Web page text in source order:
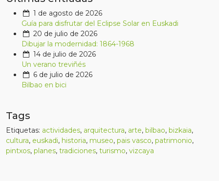
1 de agosto de 2026
Guía para disfrutar del Eclipse Solar en Euskadi
20 de julio de 2026
Dibujar la modernidad: 1864-1968
14 de julio de 2026
Un verano treviñés
6 de julio de 2026
Bilbao en bici
Tags
Etiquetas: actividades, arquitectura, arte, bilbao, bizkaia,
cultura, euskadi, historia, museo, pais vasco, patrimonio,
pintxos, planes, tradiciones, turismo, vizcaya